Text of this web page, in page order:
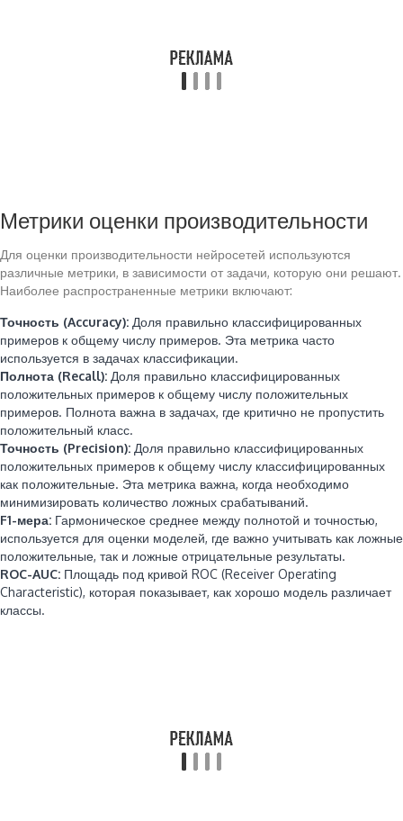
Метрики оценки производительности
Для оценки производительности нейросетей используются
различные метрики, в зависимости от задачи, которую они решают.
Наиболее распространенные метрики включают:
Точность (Accuracy): Доля правильно классифицированных
примеров к общему числу примеров. Эта метрика часто
используется в задачах классификации.
Полнота (Recall): Доля правильно классифицированных
положительных примеров к общему числу положительных
примеров. Полнота важна в задачах, где критично не пропустить
положительный класс.
Точность (Precision): Доля правильно классифицированных
положительных примеров к общему числу классифицированных
как положительные. Эта метрика важна, когда необходимо
минимизировать количество ложных срабатываний.
F1-мера: Гармоническое среднее между полнотой и точностью,
используется для оценки моделей, где важно учитывать как ложные
положительные, так и ложные отрицательные результаты.
ROC-AUC: Площадь под кривой ROC (Receiver Operating
Characteristic), которая показывает, как хорошо модель различает
классы.